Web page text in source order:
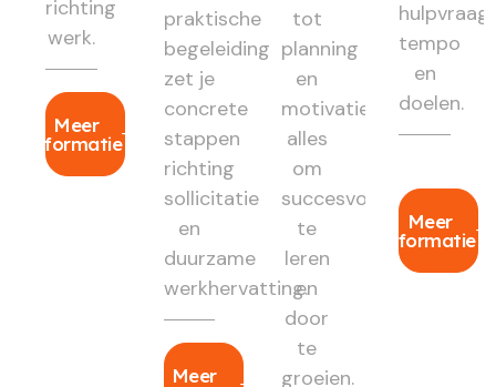
richting
werk.
Meer
informatie
praktische
begeleiding
zet je
concrete
stappen
richting
sollicitatie
en
duurzame
werkhervatting.
Meer
tot
planning
en
motivatie:
alles
om
succesvol
te
leren
en
door
te
groeien.
hulpvraag,
tempo
en
doelen.
Meer
informatie